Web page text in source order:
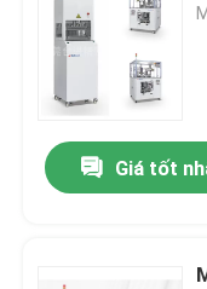
Giá tốt